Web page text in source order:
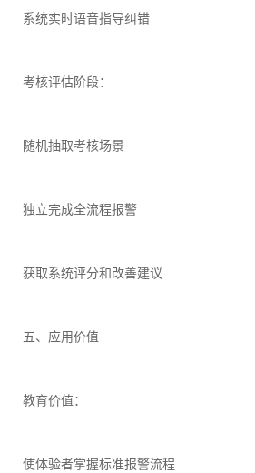
系统实时语音指导纠错
考核评估阶段：
随机抽取考核场景
独立完成全流程报警
获取系统评分和改善建议
五、应用价值
教育价值：
使体验者掌握标准报警流程